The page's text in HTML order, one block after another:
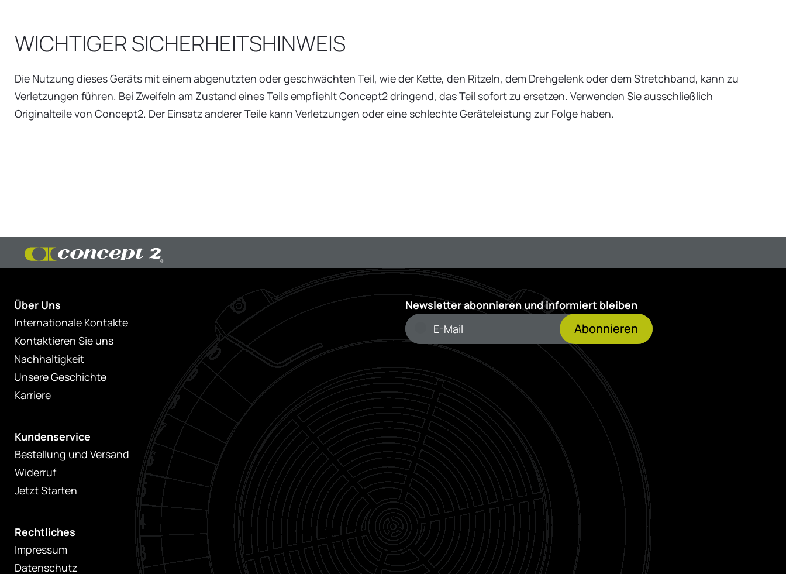
WICHTIGER SICHERHEITSHINWEIS
Die Nutzung dieses Geräts mit einem abgenutzten oder geschwächten Teil, wie der Kette, den Ritzeln, dem Drehgelenk oder dem Stretchband, kann zu
Verletzungen führen. Bei Zweifeln am Zustand eines Teils empfiehlt Concept2 dringend, das Teil sofort zu ersetzen. Verwenden Sie ausschließlich
Originalteile von Concept2. Der Einsatz anderer Teile kann Verletzungen oder eine schlechte Geräteleistung zur Folge haben.
Über Uns
Internationale Kontakte
Kontaktieren Sie uns
Nachhaltigkeit
Unsere Geschichte
Karriere
Kundenservice
Bestellung und Versand
Widerruf
Jetzt Starten
Rechtliches
Impressum
Datenschutz
Newsletter abonnieren und informiert bleiben
Abonnieren